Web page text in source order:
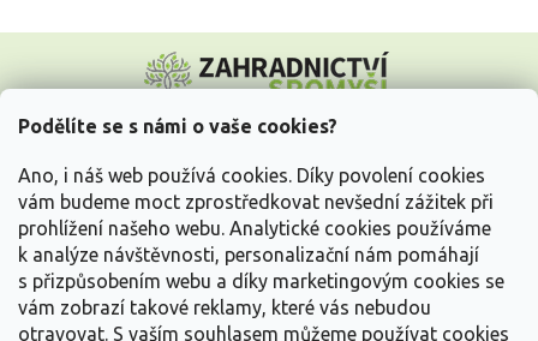
Podělíte se s námi o vaše cookies?
Ano, i náš web používá cookies. Díky povolení cookies
vám budeme moct zprostředkovat nevšední zážitek při
prohlížení našeho webu. Analytické cookies používáme
k analýze návštěvnosti, personalizační nám pomáhají
s přizpůsobením webu a díky marketingovým cookies se
vám zobrazí takové reklamy, které vás nebudou
otravovat. S vaším souhlasem můžeme používat cookies
p
Vše o nákupu
Informace pro Vás
Kontakujte nás